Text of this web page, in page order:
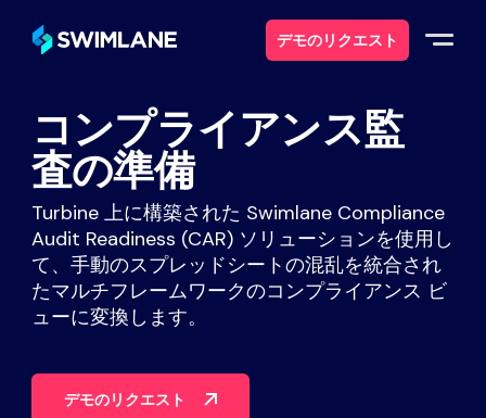
デモのリクエスト
なぜスイムレーンなのか
ソリューション
製品紹介
サービス
リソース
コンプライアンス監
査の準備
Turbine 上に構築された Swimlane Compliance
Audit Readiness (CAR) ソリューションを使用し
て、手動のスプレッドシートの混乱を統合され
たマルチフレームワークのコンプライアンス ビ
ューに変換します。
デモのリクエスト